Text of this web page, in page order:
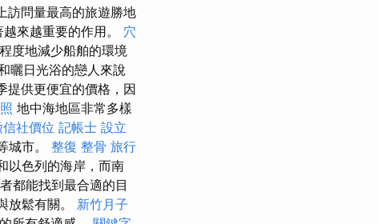
訪問量最高的旅遊勝地
來越重要的作用。 穴
度地減少船舶的環境
曬日光浴的戀人來說
提供更便宜的價格，因
地中海地區非常多樣
信社價位 記帳士 設立
城市。 整復 整骨 旅行
以色列的海岸，而南
都能找到最合適的目
放鬆有關。 新竹月子